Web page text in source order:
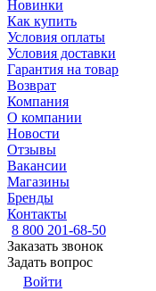
Новинки
Как купить
Условия оплаты
Условия доставки
Гарантия на товар
Возврат
Компания
О компании
Новости
Отзывы
Вакансии
Магазины
Бренды
Контакты
8 800 201-68-50
Заказать звонок
Задать вопрос
Войти